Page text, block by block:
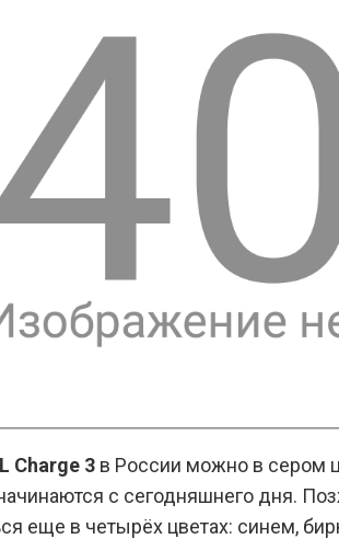
Charge 3 в России можно в сером
с сегодняшнего дня.
еще в четырёх цветах: синем,